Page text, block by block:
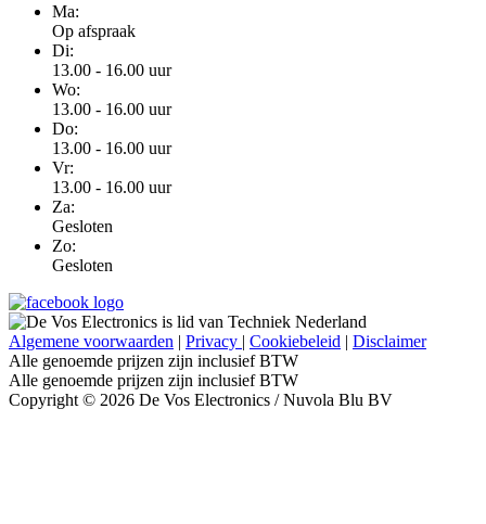
Ma:
Op afspraak
Di:
13.00 - 16.00 uur
Wo:
13.00 - 16.00 uur
Do:
13.00 - 16.00 uur
Vr:
13.00 - 16.00 uur
Za:
Gesloten
Zo:
Gesloten
Algemene voorwaarden | Privacy | Cookiebeleid | Disclaimer
Alle genoemde prijzen zijn inclusief BTW
Alle genoemde prijzen zijn inclusief BTW
Copyright © 2026 De Vos Electronics / Nuvola Blu BV